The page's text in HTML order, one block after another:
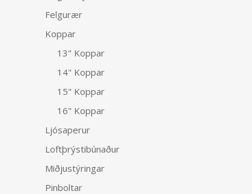
Felgurær
Koppar
13" Koppar
14" Koppar
15" Koppar
16" Koppar
Ljósaperur
Loftþrýstibúnaður
Miðjustýringar
Pinboltar